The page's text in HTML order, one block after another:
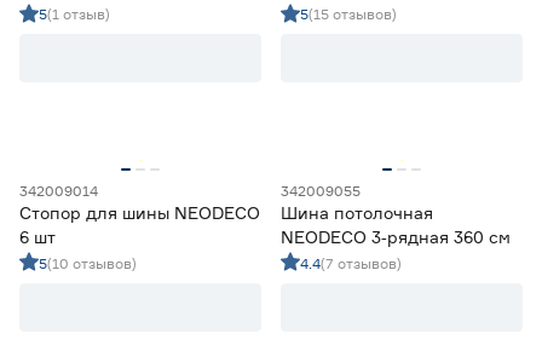
2‑рядный 220 см белый
5(1 отзыв)
потолочной шины 2 шт
5(15 отзывов)
342009014
Стопор для шины NEODECO
6 шт
5(10 отзывов)
342009055
Шина потолочная
NEODECO 3‑рядная 360 см
4.4(7 отзывов)